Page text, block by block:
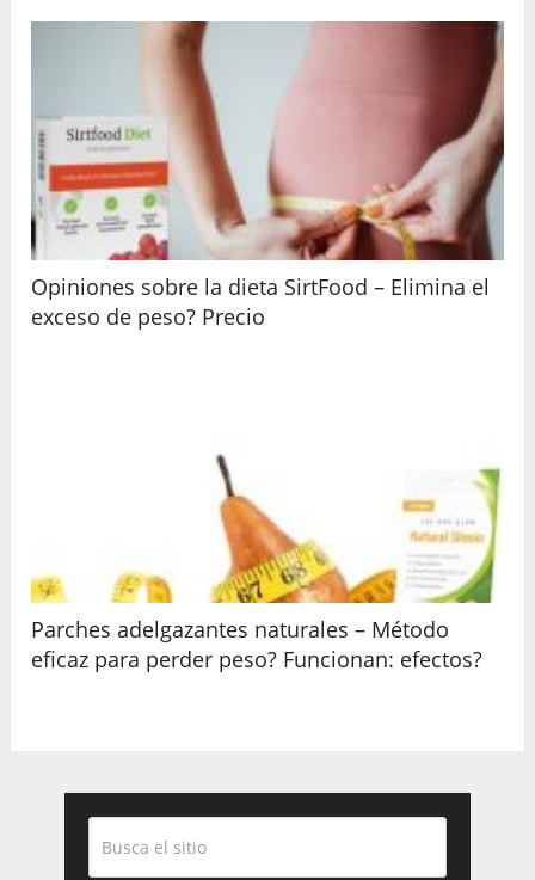
Opiniones sobre la dieta SirtFood – Elimina el
exceso de peso? Precio
Parches adelgazantes naturales – Método
eficaz para perder peso? Funcionan: efectos?